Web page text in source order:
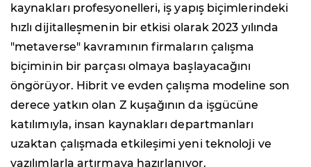
kaynakları profesyonelleri, iş yapış biçimlerindeki
hızlı dijitalleşmenin bir etkisi olarak 2023 yılında
"metaverse" kavramının firmaların çalışma
biçiminin bir parçası olmaya başlayacağını
öngörüyor. Hibrit ve evden çalışma modeline son
derece yatkın olan Z kuşağının da işgücüne
katılımıyla, insan kaynakları departmanları
uzaktan çalışmada etkileşimi yeni teknoloji ve
yazılımlarla artırmaya hazırlanıyor.